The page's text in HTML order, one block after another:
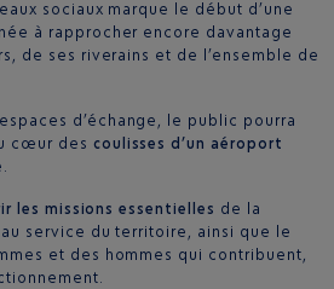
sociaux marque le début d’une
à rapprocher encore davantage
de ses riverains et de l’ensemble de
d’échange, le public pourra
cœur des coulisses d’un aéroport
les missions essentielles de la
service du territoire, ainsi que le
et des hommes qui contribuent,